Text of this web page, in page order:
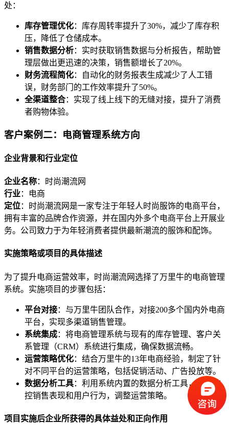
处：
库存管理优化：库存周转率提升了30%，减少了库存积
压，降低了仓储成本。
销售数据分析：实时获取销售数据与分析报告，帮助管
理层做出更迅速的决策，销售额增长了20%。
财务流程简化：自动化的财务报表生成减少了人工错
误，财务部门的工作效率提升了50%。
全渠道整合：实现了线上线下的无缝对接，提升了消费
者购物体验。
客户案例二：电商管理系统方向
企业背景和行业定位
企业名称：时尚潮流网
行业：电商
定位：时尚潮流网是一家专注于年轻人时尚服饰的电商平台，
拥有丰富的品牌合作资源，并在国内外多个电商平台上开展业
务。公司致力于为年轻消费者提供最新潮流的服饰和配饰。
实施策略或项目的具体描述
为了提升电商运营效率，时尚潮流网选择了万里牛的电商管理
系统。实施项目的步骤包括：
平台对接：与万里牛团队合作，对接200多个国内外电商
平台，实现多渠道销售管理。
系统集成：将电商管理系统与现有的库存管理、客户关
系管理（CRM）系统进行集成，确保数据流畅。
运营策略优化：结合万里牛的13年电商经验，制定了针
对不同平台的运营策略，包括促销活动、广告投放等。
数据分析工具：利用系统内置的数据分析工具，实时监
控销售表现和用户行为，调整运营策略。
项目实施后企业所获得的具体益处和正向作用